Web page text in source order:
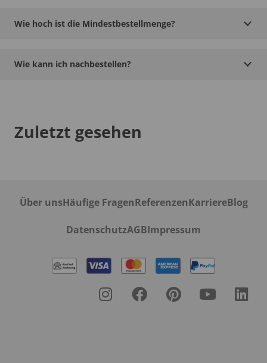
Wie hoch ist die Mindestbestellmenge?
Wie kann ich nachbestellen?
Zuletzt gesehen
Über unsHäufige FragenReferenzenKarriereBlog
DatenschutzAGBImpressum